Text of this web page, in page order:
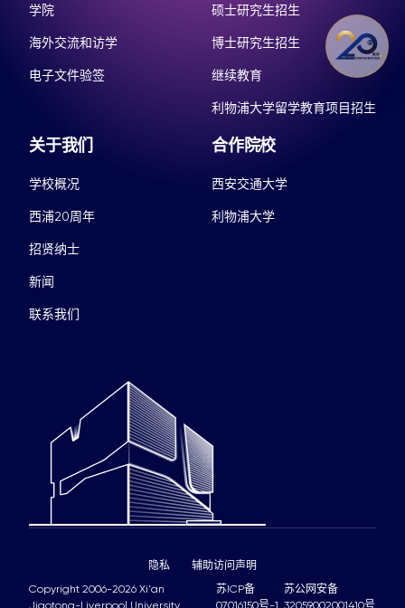
学院
海外交流和访学
电子文件验签
硕士研究生招生
博士研究生招生
继续教育
利物浦大学留学教育项目招生
关于我们
学校概况
西浦20周年
招贤纳士
新闻
联系我们
合作院校
西安交通大学
利物浦大学
Copyright 2006-2026 Xi'an
Jiaotong-Liverpool University
苏ICP备
07016150号-1
苏公网安备
32059002001410号
隐私 辅助访问声明